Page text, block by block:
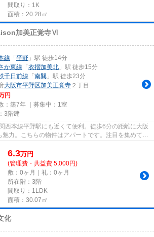
間取り：1K
面積：20.28㎡
加美正覚寺Ⅵ
線 「平野 」駅 徒歩14分
か東線 「衣摺加美北 」駅 徒歩15分
千日前線 「南巽 」駅 徒歩23分
大阪市平野区加美正覚寺 ２丁目
円
：築7年 ｜募集中： 1室
3階建
西本線平野駅にも近くて便利。徒歩6分の距離に大阪
力。こちらの物件はアパートです。注目を集めてい
のあ...
6.3万円
(管理費・共益費 5,000円)
敷：0ヶ月｜礼：0ヶ月
所在階：3階
間取り：1LDK
面積：30.07㎡
化